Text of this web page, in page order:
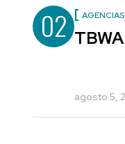
02 AGENCIAS
agosto 5,